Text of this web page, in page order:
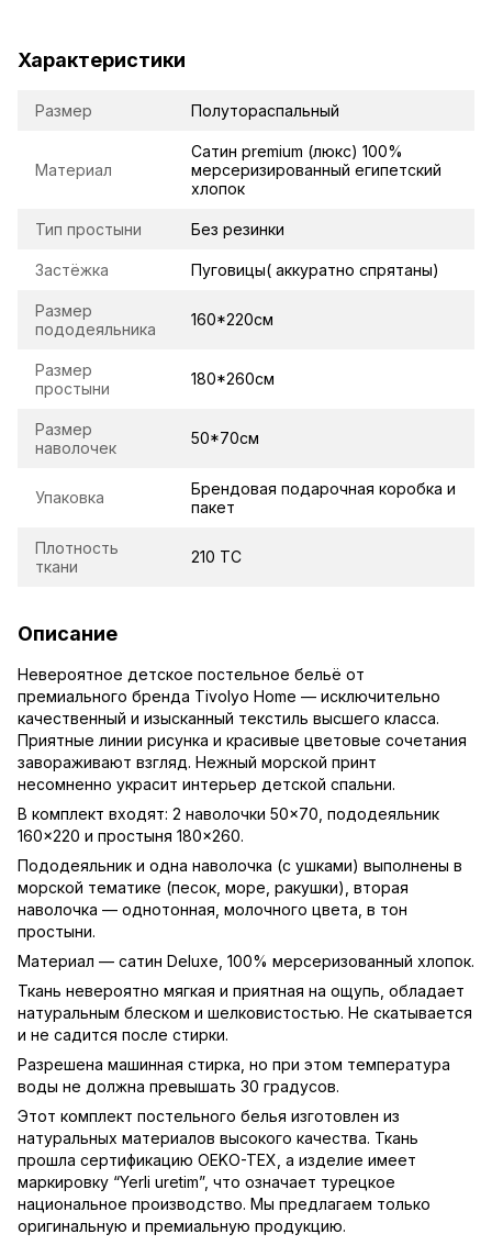
Характеристики
Размер Полутораспальный
Материал
Сатин premium (люкс) 100%
мерсеризированный египетский
хлопок
Тип простыни Без резинки
Застёжка Пуговицы( аккуратно спрятаны)
Размер
пододеяльника
160*220см
Размер
простыни
180*260см
Размер
наволочек
50*70см
Упаковка
Брендовая подарочная коробка и
пакет
Плотность
ткани
210 TC
Описание
Невероятное детское постельное бельё от
премиального бренда Tivolyo Home — исключительно
качественный и изысканный текстиль высшего класса.
Приятные линии рисунка и красивые цветовые сочетания
завораживают взгляд. Нежный морской принт
несомненно украсит интерьер детской спальни.
В комплект входят: 2 наволочки 50×70, пододеяльник
160×220 и простыня 180×260.
Пододеяльник и одна наволочка (с ушками) выполнены в
морской тематике (песок, море, ракушки), вторая
наволочка — однотонная, молочного цвета, в тон
простыни.
Материал — сатин Deluxe, 100% мерсеризованный хлопок.
Ткань невероятно мягкая и приятная на ощупь, обладает
натуральным блеском и шелковистостью. Не скатывается
и не садится после стирки.
Разрешена машинная стирка, но при этом температура
воды не должна превышать 30 градусов.
Этот комплект постельного белья изготовлен из
натуральных материалов высокого качества. Ткань
прошла сертификацию OEKO-TEX, а изделие имеет
маркировку “Yerli uretim”, что означает турецкое
национальное производство. Мы предлагаем только
оригинальную и премиальную продукцию.